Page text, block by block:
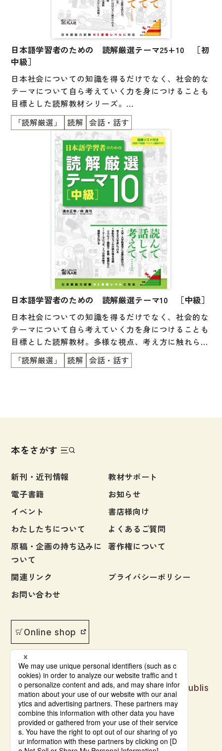
ドイツ語辞典
ポルトガル語辞典
ロシア語辞典
各国語辞典
国語辞典
漢字・漢和辞典
語学・文法辞典
表現・用字用語辞典
比較文化辞典
教師用参考書
日本語教授法
教室活動参考書
語彙・意味
文法
表記
言語学
異文化間コミュニケーション
言語の諸相
アカデミック・スキル
定期刊行物
日本語学習者のための 読解厳選テーマ25+10 ［初
中級］
日本社会についての知識を得るだけでなく、社会的な
テーマについて自ら考えていく力を身につけることも
目標とした読解教材シリーズ。
初中級編は3部構成。
第1部は、日本の社会や文化にはばひろく触れられる2
5の読み物を掲載。
文章の理解確認をし、さらに、テーマについて考えた
り、話したりします。
第2部は、5つの昔話・伝記を収録。
やや長めの文章に挑戦し、登場人物の心情や物語のメ
ッセージを読み取ります。
第3部では、4コマ漫画・クロスワードパズル・詩など
に挑戦します。
＜別冊：英語・中国語・ベトナム語の語彙リスト付き
＞
「読解厳選」 読解 会話・話す
日本語学習者のための 読解厳選テーマ10 ［中級］
日本社会についての知識を得るだけでなく、社会的な
テーマについて自ら考えていく力を身につけることも
目標とした読解教材。多様な視点、考え方に触れられ
るように、１つのテーマにつき、2つの読み物とコラ
ムを掲載。「文章を読む」「自分の考えをまとめ、話
学・大学院への進学をめざす人にもおすすめです。
「読解厳選」 読解 会話・話す
本をさがす
新刊・近刊情報
教材サポート
電子書籍
お知らせ
イベント
書店様向け
わたしたちについて
よくあるご質問
原稿・企画の持ち込みに
ついて
著作権について
関連リンク
プライバシーポリシー
お問い合わせ
Online shop
Japanese language learning materials publis
hed by Bonjinsha
© Bonjinsha Co., LTD. All Rights Reserved.